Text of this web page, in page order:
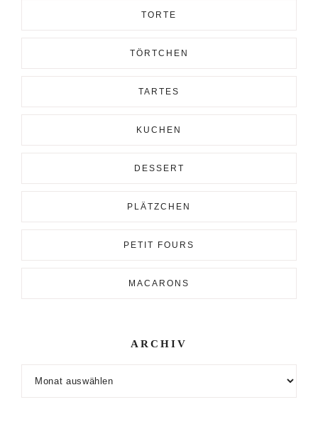
TORTE
TÖRTCHEN
TARTES
KUCHEN
DESSERT
PLÄTZCHEN
PETIT FOURS
MACARONS
ARCHIV